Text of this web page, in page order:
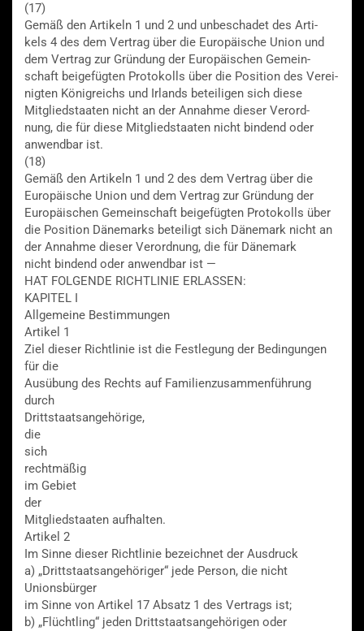
(17)
Gemäß den Artikeln 1 und 2 und unbeschadet des Arti-
kels 4 des dem Vertrag über die Europäische Union und
dem Vertrag zur Gründung der Europäischen Gemein-
schaft beigefügten Protokolls über die Position des Verei-
nigten Königreichs und Irlands beteiligen sich diese
Mitgliedstaaten nicht an der Annahme dieser Verord-
nung, die für diese Mitgliedstaaten nicht bindend oder
anwendbar ist.
(18)
Gemäß den Artikeln 1 und 2 des dem Vertrag über die
Europäische Union und dem Vertrag zur Gründung der
Europäischen Gemeinschaft beigefügten Protokolls über
die Position Dänemarks beteiligt sich Dänemark nicht an
der Annahme dieser Verordnung, die für Dänemark
nicht bindend oder anwendbar ist —
HAT FOLGENDE RICHTLINIE ERLASSEN:
KAPITEL I
Allgemeine Bestimmungen
Artikel 1
Ziel dieser Richtlinie ist die Festlegung der Bedingungen
für die
Ausübung des Rechts auf Familienzusammenführung
durch
Drittstaatsangehörige,
die
sich
rechtmäßig
im Gebiet
der
Mitgliedstaaten aufhalten.
Artikel 2
Im Sinne dieser Richtlinie bezeichnet der Ausdruck
a) „Drittstaatsangehöriger“ jede Person, die nicht
Unionsbürger
im Sinne von Artikel 17 Absatz 1 des Vertrags ist;
b) „Flüchtling“ jeden Drittstaatsangehörigen oder